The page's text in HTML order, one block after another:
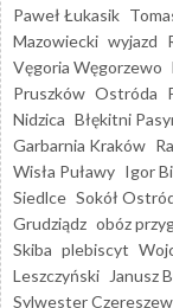
Paweł Łukasik
Mazowiecki wyjazd
Vęgoria Węgorzewo
Pruszków Ostróda
Nidzica Błękitni
Garbarnia Kraków
Wisła Puławy Igor
Siedlce Sokół
Grudziądz obóz
Skiba plebiscyt
Leszczyński
Janusz
Sylwester